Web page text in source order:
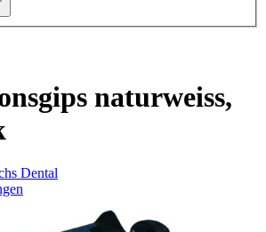
naturweiss,
Dental